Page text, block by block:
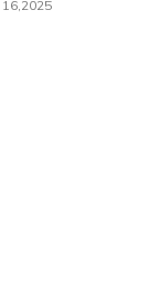
16,2025